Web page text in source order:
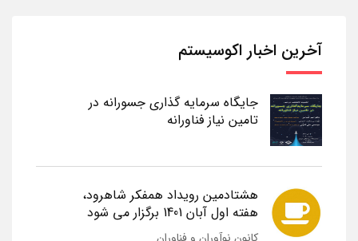
آخرین اخبار اکوسیستم
جایگاه سرمایه گذاری جسورانه در
تامین نیاز فناورانه
هشتادمین رویداد همفکر شاهرود،
هفته اول آبان 1401 برگزار می شود